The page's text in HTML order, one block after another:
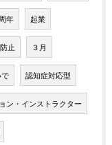
年 起業
止 ３月
認知症対応型
ン・インストラクター